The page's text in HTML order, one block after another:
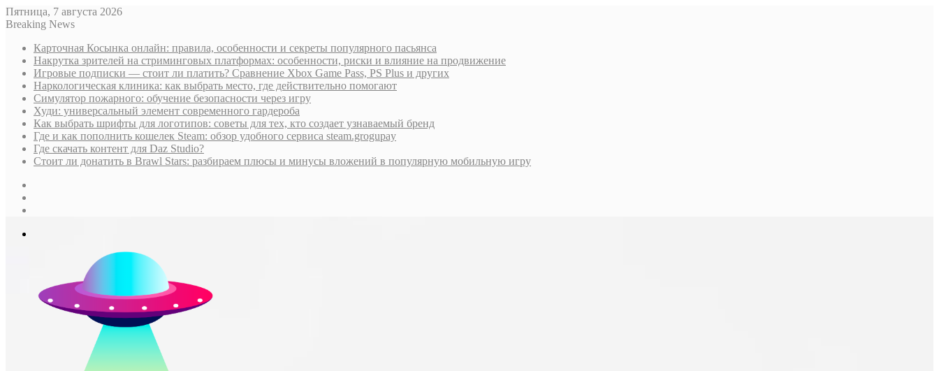
Пятница, 7 августа 2026
Breaking News
Карточная Косынка онлайн: правила, особенности и секреты популярного пасьянса
Накрутка зрителей на стриминговых платформах: особенности, риски и влияние на продвижение
Игровые подписки — стоит ли платить? Сравнение Xbox Game Pass, PS Plus и других
Наркологическая клиника: как выбрать место, где действительно помогают
Симулятор пожарного: обучение безопасности через игру
Худи: универсальный элемент современного гардероба
Как выбрать шрифты для логотипов: советы для тех, кто создает узнаваемый бренд
Где и как пополнить кошелек Steam: обзор удобного сервиса steam.grogupay
Где скачать контент для Daz Studio?
Стоит ли донатить в Brawl Stars: разбираем плюсы и минусы вложений в популярную мобильную игру